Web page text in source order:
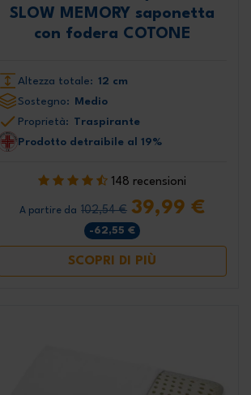
SLOW MEMORY saponetta
con fodera COTONE
Altezza totale: 12 cm
Sostegno: Medio
Proprietà: Traspirante
Prodotto detraibile al 19%
148 recensioni
A partire da 102,54 € 39,99 €
-62,55 €
SCOPRI DI PIÙ